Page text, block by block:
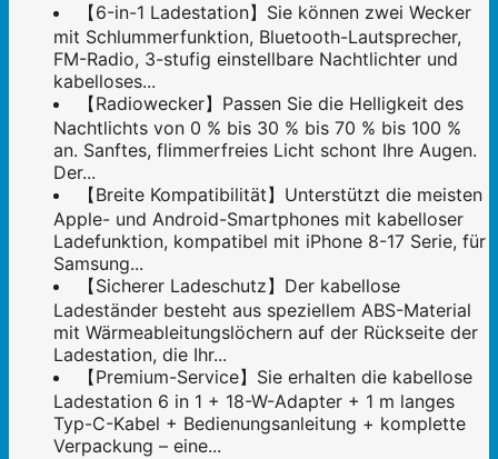
【6-in-1 Ladestation】Sie können zwei Wecker
mit Schlummerfunktion, Bluetooth-Lautsprecher,
FM-Radio, 3-stufig einstellbare Nachtlichter und
kabelloses...
【Radiowecker】Passen Sie die Helligkeit des
Nachtlichts von 0 % bis 30 % bis 70 % bis 100 %
an. Sanftes, flimmerfreies Licht schont Ihre Augen.
Der...
【Breite Kompatibilität】Unterstützt die meisten
Apple- und Android-Smartphones mit kabelloser
Ladefunktion, kompatibel mit iPhone 8-17 Serie, für
Samsung...
【Sicherer Ladeschutz】Der kabellose
Ladeständer besteht aus speziellem ABS-Material
mit Wärmeableitungslöchern auf der Rückseite der
Ladestation, die Ihr...
【Premium-Service】Sie erhalten die kabellose
Ladestation 6 in 1 + 18-W-Adapter + 1 m langes
Typ-C-Kabel + Bedienungsanleitung + komplette
Verpackung – eine...